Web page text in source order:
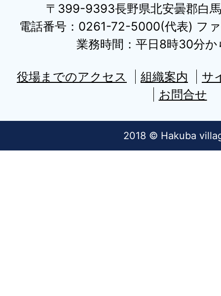
〒399-9393長野県北安曇郡白
電話番号：0261-72-5000(代表) フ
業務時間：平日8時30分か
役場までのアクセス 組織案内
サ
お問合せ
2018 © Hakuba